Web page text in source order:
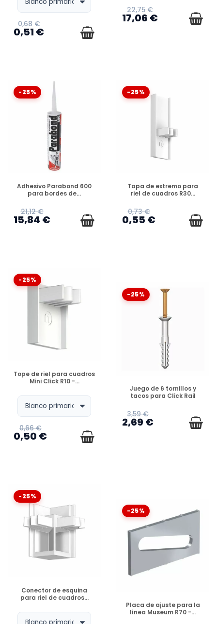
0,68 €
0,51 €
22,75 €
17,06 €
-25%
DISPONIBLE
Adhesivo Parabond 600
para bordes de...
21,12 €
15,84 €
-25%
DISPONIBLE
Tapa de extremo para
riel de cuadros R30...
0,73 €
0,55 €
-25%
DISPONIBLE
Tope de riel para cuadros
Mini Click R10 -...
0,66 €
0,50 €
-25%
DISPONIBLE
Juego de 6 tornillos y
tacos para Click Rail
3,59 €
2,69 €
-25%
DISPONIBLE
Conector de esquina
para riel de cuadros...
-25%
DISPONIBLE
Placa de ajuste para la
línea Museum R70 -...